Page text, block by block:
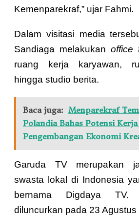
Kemenparekraf,” ujar Fahmi.
Dalam visitasi media
Sandiaga melakukan office
ruang kerja karyawan,
hingga studio berita.
Baca juga: Menparekraf
Polandia Bahas Potensi Kerja
Pengembangan Ekonomi
Garuda TV merupakan
swasta lokal di Indonesia
bernama Digdaya
diluncurkan pada 23